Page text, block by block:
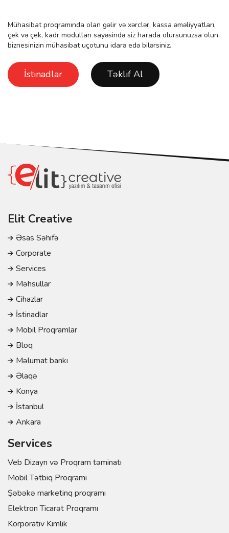
Mühasibat proqramında olan gəlir və xərclər, kassa əməliyyatları,
çek və çek, kadr modulları sayəsində siz harada olursunuzsa olun,
biznesinizin mühasibat uçotunu idarə edə bilərsiniz.
İstinadlar Təklif Al
Elit Creative
Əsas Səhifə
Corporate
Services
Məhsullar
Cihazlar
İstinadlar
Mobil Proqramlar
Bloq
Məlumat bankı
Əlaqə
Konya
İstanbul
Ankara
Services
Veb Dizayn və Proqram təminatı
Mobil Tətbiq Proqramı
Şəbəkə marketinq proqramı
Elektron Ticarət Proqramı
Korporativ Kimlik